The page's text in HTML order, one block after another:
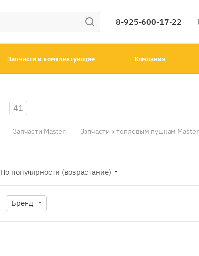
8-925-600-17-22
Запчасти и комплектующие Компания
41
— Запчасти Master — Запчасти к тепловым пушкам Master
По популярности (возрастание)
Бренд